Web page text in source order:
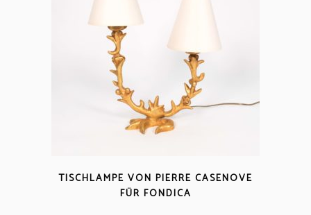
TISCHLAMPE VON PIERRE CASENOVE
FÜR FONDICA